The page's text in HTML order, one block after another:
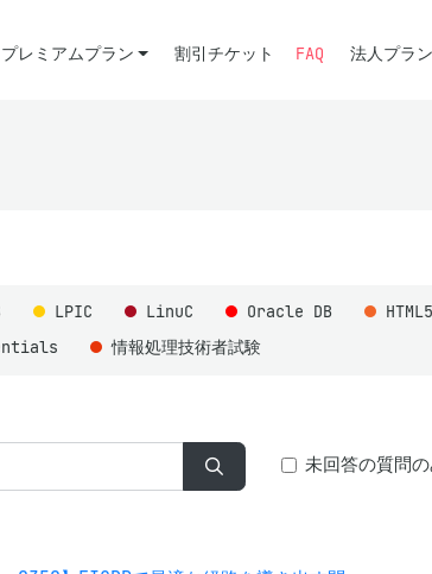
プレミアムプラン 割引チケット FAQ 法人プラン
LPIC LinuC Oracle DB
情報処理技術者試験
未回答の質問